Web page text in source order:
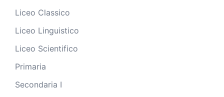
Liceo Classico
Liceo Linguistico
Liceo Scientifico
Primaria
Secondaria I